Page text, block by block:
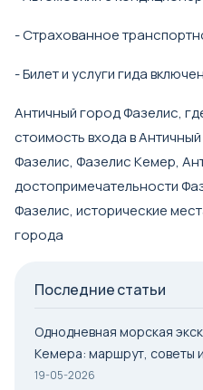
- Страхованное
- Билет и услуги гида
Античный город Фазелис,
стоимость входа в
Фазелис, Фазелис Кемер,
достопримечательности
Фазелис, исторические
города
Последние статьи
Однодневная морская
Кемера: маршрут, советы
19-05-2026